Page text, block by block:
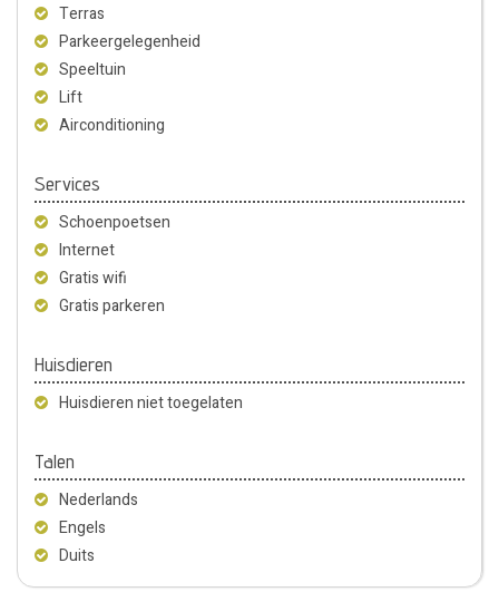
Terras
Parkeergelegenheid
Speeltuin
Lift
Airconditioning
Services
Schoenpoetsen
Internet
Gratis wifi
Gratis parkeren
Huisdieren
Huisdieren niet toegelaten
Talen
Nederlands
Engels
Duits